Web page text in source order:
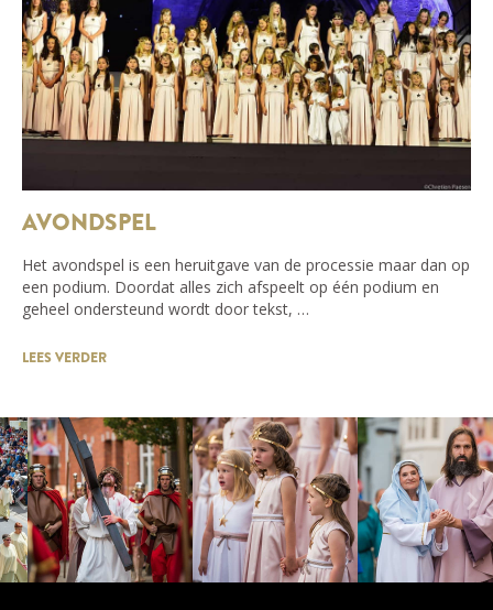
AVONDSPEL
Het avondspel is een heruitgave van de processie maar dan op
een podium. Doordat alles zich afspeelt op één podium en
geheel ondersteund wordt door tekst, …
LEES VERDER